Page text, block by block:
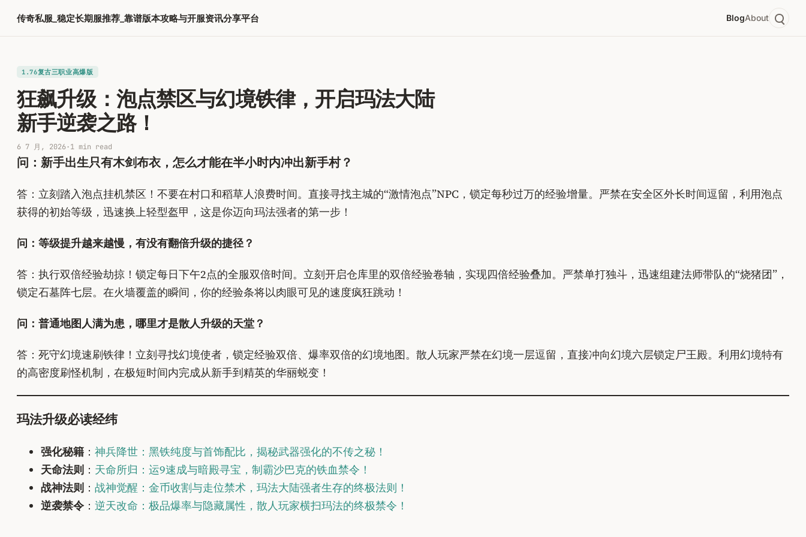
传奇私服_稳定长期服推荐_靠谱版本攻略与开服资讯分享平台 BlogAbout
1.76复古三职业高爆版
狂飙升级：泡点禁区与幻境铁律，开启玛法大陆
新手逆袭之路！
6 7 月, 2026·1 min read
问：新手出生只有木剑布衣，怎么才能在半小时内冲出新手村？
答：立刻踏入泡点挂机禁区！不要在村口和稻草人浪费时间。直接寻找主城的“激情泡点”NPC，锁定每秒过万的经验增量。严禁在安全区外长时间逗留，利用泡点
获得的初始等级，迅速换上轻型盔甲，这是你迈向玛法强者的第一步！
问：等级提升越来越慢，有没有翻倍升级的捷径？
答：执行双倍经验劫掠！锁定每日下午2点的全服双倍时间。立刻开启仓库里的双倍经验卷轴，实现四倍经验叠加。严禁单打独斗，迅速组建法师带队的“烧猪团”，
锁定石墓阵七层。在火墙覆盖的瞬间，你的经验条将以肉眼可见的速度疯狂跳动！
问：普通地图人满为患，哪里才是散人升级的天堂？
答：死守幻境速刷铁律！立刻寻找幻境使者，锁定经验双倍、爆率双倍的幻境地图。散人玩家严禁在幻境一层逗留，直接冲向幻境六层锁定尸王殿。利用幻境特有
的高密度刷怪机制，在极短时间内完成从新手到精英的华丽蜕变！
玛法升级必读经纬
强化秘籍 ： 神兵降世：黑铁纯度与首饰配比，揭秘武器强化的不传之秘！
天命法则 ： 天命所归：运9速成与暗殿寻宝，制霸沙巴克的铁血禁令！
战神法则 ： 战神觉醒：金币收割与走位禁术，玛法大陆强者生存的终极法则！
逆袭禁令： 逆天改命：极品爆率与隐藏属性，散人玩家横扫玛法的终极禁令！